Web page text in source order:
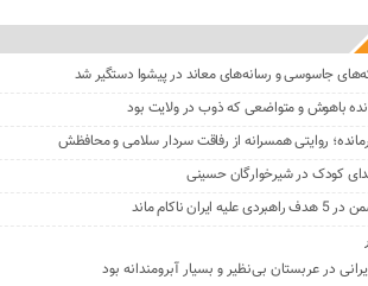
جاسوسی و رسانه‌های معاند در پیشوا دستگیر شد
باهوش و متواضعی که ذوب در ولایت بود
روایتی همسرانه از رفاقت سردار سلامی و محافظش
کودک در شیرخوارگان حسینی
ناکام ماند
در عربستان بی‌نظیر و بسیار آبرومندانه بود